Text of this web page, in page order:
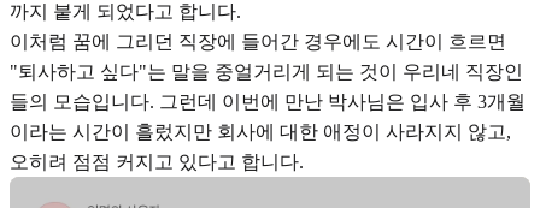
까지 붙게 되었다고 합니다.
이처럼 꿈에 그리던 직장에 들어간 경우에도 시간이 흐르면
"퇴사하고 싶다"는 말을 중얼거리게 되는 것이 우리네 직장인
들의 모습입니다. 그런데 이번에 만난 박사님은 입사 후 3개월
이라는 시간이 흘렀지만 회사에 대한 애정이 사라지지 않고,
오히려 점점 커지고 있다고 합니다.